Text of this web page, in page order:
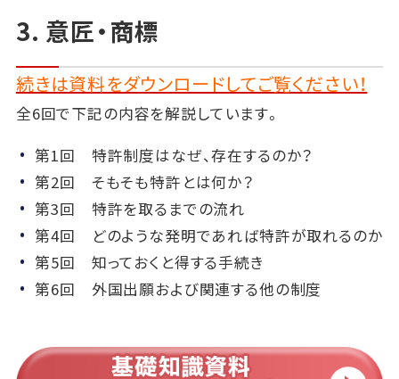
3. 意匠・商標
続きは資料をダウンロードしてご覧ください！
全6回で下記の内容を解説しています。
第1回 特許制度はなぜ、存在するのか？
第2回 そもそも特許とは何か？
第3回 特許を取るまでの流れ
第4回 どのような発明であれば特許が取れるのか
第5回 知っておくと得する手続き
第6回 外国出願および関連する他の制度